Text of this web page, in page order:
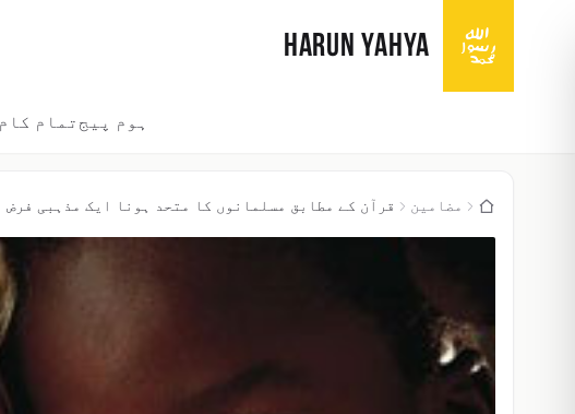
HARUN YAHYA
ہوم پیجتمام کام
مضامین قرآن کے مطابق مسلمانوں کا متحد ہونا ایک مذہبی فرض